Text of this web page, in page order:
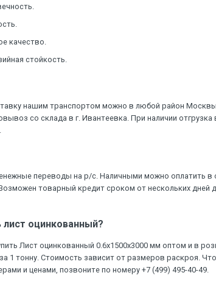
качество.
стойкость.
нашим транспортом можно в любой район
со склада в г. Ивантеевка. При наличии отгрузка
переводы на р/с. Наличными можно оплатить в
товарный кредит сроком от нескольких дней
лист оцинкованный?
Лист оцинкованный 0.6х1500х3000 мм оптом и в
1 тонну. Стоимость зависит от размеров раскроя.
и ценами, позвоните по номеру +7 (499) 495-40-49.